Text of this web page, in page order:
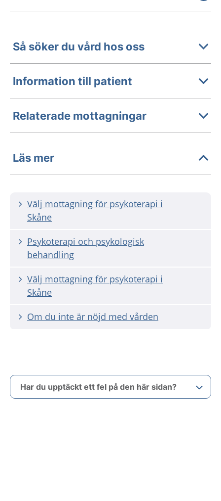
Så söker du vård hos oss
Information till patient
Relaterade mottagningar
Läs mer
Välj mottagning för psykoterapi i
Skåne
Psykoterapi och psykologisk
behandling
Välj mottagning för psykoterapi i
Skåne
Om du inte är nöjd med vården
Har du upptäckt ett fel på den här sidan?